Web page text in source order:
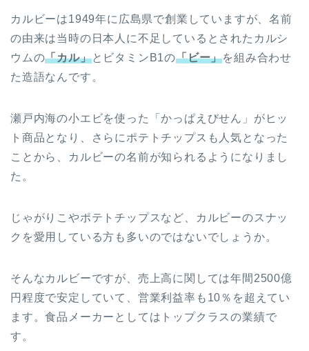
カルビーは1949年に広島県で創業していますが、名前
の由来は当時の日本人に不足しているとされたカルシ
ウムの「カル」とビタミンB1の「ビー」を組み合わせ
た造語なんです。
瀬戸内海の小エビを使った「かっぱえびせん」がヒッ
ト商品となり、さらにポテトチップスも人気となった
ことから、カルビーの名前が知られるようになりまし
た。
じゃがりこやポテトチップスなど、カルビーのスナッ
クを愛用している方も多いのではないでしょうか。
そんなカルビーですが、売上高に関しては年間2500億
円程度で安定していて、営業利益率も10％を超えてい
ます。食品メーカーとしてはトップクラスの業績で
す。